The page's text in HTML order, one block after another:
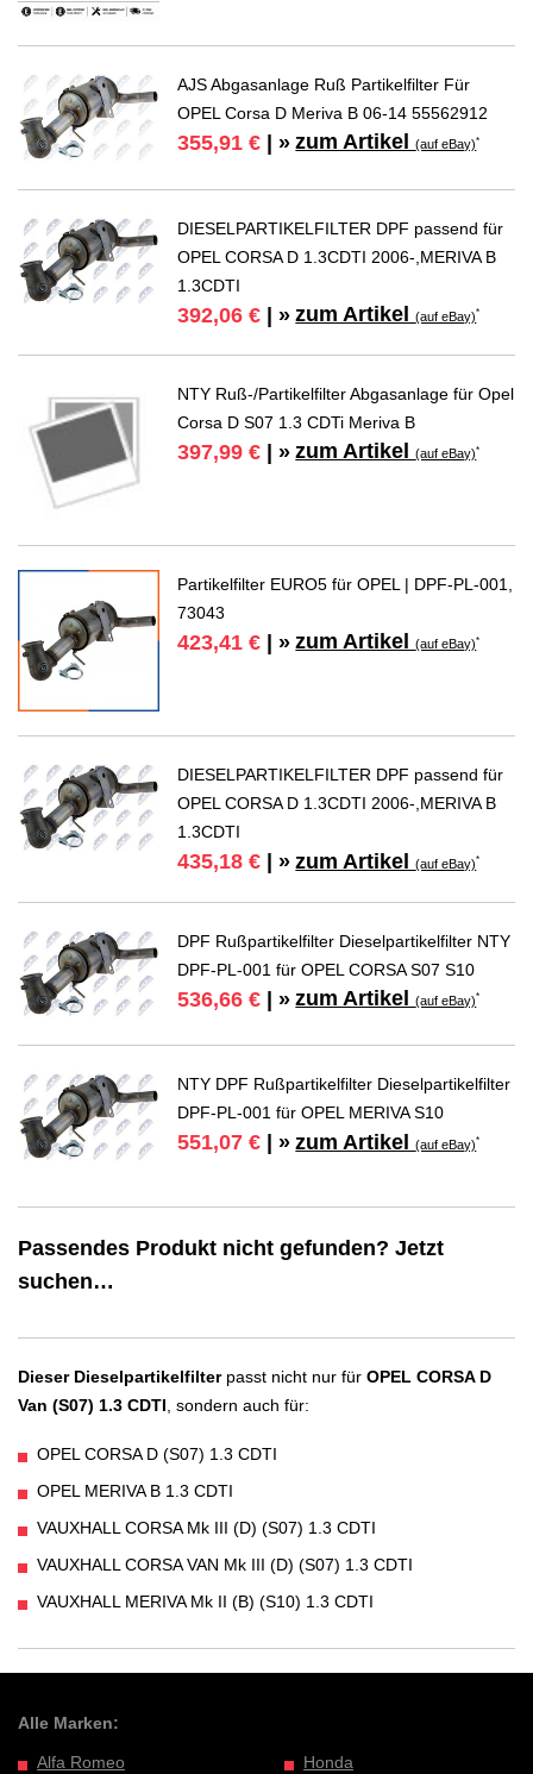
AJS Abgasanlage Ruß Partikelfilter Für
OPEL Corsa D Meriva B 06-14 55562912
355,91 € | » zum Artikel(auf eBay)*
DIESELPARTIKELFILTER DPF passend für
OPEL CORSA D 1.3CDTI 2006-,MERIVA B
1.3CDTI
392,06 € | » zum Artikel(auf eBay)*
NTY Ruß-/Partikelfilter Abgasanlage für Opel
Corsa D S07 1.3 CDTi Meriva B
397,99 € | » zum Artikel(auf eBay)*
Partikelfilter EURO5 für OPEL | DPF-PL-001,
73043
423,41 € | » zum Artikel(auf eBay)*
DIESELPARTIKELFILTER DPF passend für
OPEL CORSA D 1.3CDTI 2006-,MERIVA B
1.3CDTI
435,18 € | » zum Artikel(auf eBay)*
DPF Rußpartikelfilter Dieselpartikelfilter NTY
DPF-PL-001 für OPEL CORSA S07 S10
536,66 € | » zum Artikel(auf eBay)*
NTY DPF Rußpartikelfilter Dieselpartikelfilter
DPF-PL-001 für OPEL MERIVA S10
551,07 € | » zum Artikel(auf eBay)*
Passendes Produkt nicht gefunden? Jetzt
suchen…
Dieser Dieselpartikelfilterpasst nicht nur für OPEL CORSA D
Van (S07) 1.3 CDTI , sondern auch für:
OPEL CORSA D (S07) 1.3 CDTI
OPEL MERIVA B 1.3 CDTI
VAUXHALL CORSA Mk III (D) (S07) 1.3 CDTI
VAUXHALL CORSA VAN Mk III (D) (S07) 1.3 CDTI
VAUXHALL MERIVA Mk II (B) (S10) 1.3 CDTI
Alle Marken:
Alfa Romeo
Honda